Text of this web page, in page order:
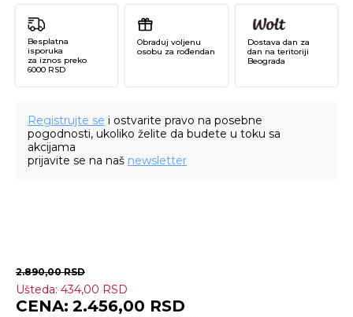
Besplatna
isporuka
za iznos preko
6000 RSD
Obraduj voljenu
osobu za rođendan
Dostava dan za
dan na teritoriji
Beograda
Registrujte se i ostvarite pravo na posebne
pogodnosti, ukoliko želite da budete u toku sa
akcijama
prijavite se na naš newsletter
2.890,00RSD
Ušteda: 434,00 RSD
2.456,00 RSD